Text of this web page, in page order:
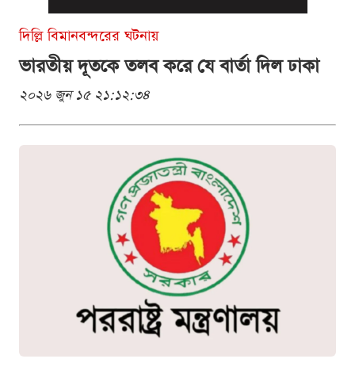
দিল্লি বিমানবন্দরের ঘটনায়
ভারতীয় দূতকে তলব করে যে বার্তা দিল ঢাকা
২০২৬ জুন ১৫ ২১:১২:৩৪